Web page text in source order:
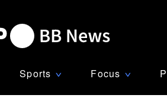
Sports ∨ Focus ∨